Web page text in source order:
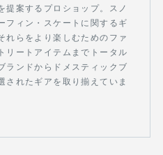
提案するプロショップ。スノ
フィン・スケートに関するギ
れらをより楽しむためのファ
リートアイテムまでトータル
ランドからドメスティックブ
されたギアを取り揃えていま